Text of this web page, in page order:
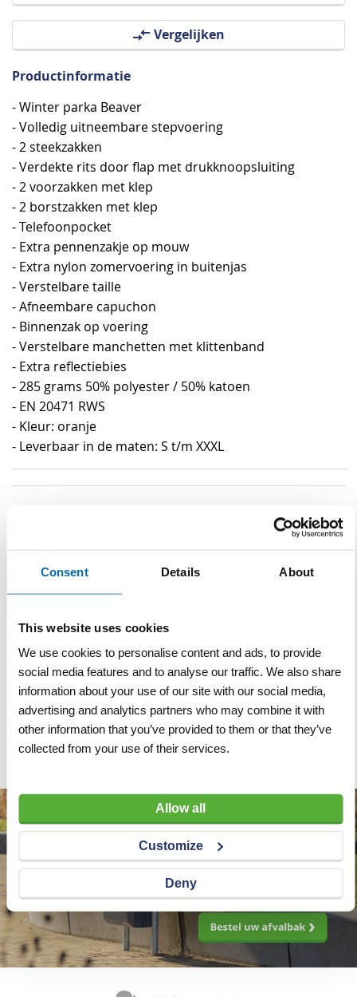
Consent Details About
This website uses cookies
We use cookies to personalise content and ads, to provide
social media features and to analyse our traffic. We also share
information about your use of our site with our social media,
advertising and analytics partners who may combine it with
other information that you’ve provided to them or that they’ve
collected from your use of their services.
Allow all
Customize
Deny
Vergelijken
Productinformatie
- Winter parka Beaver
- Volledig uitneembare stepvoering
- 2 steekzakken
- Verdekte rits door flap met drukknoopsluiting
- 2 voorzakken met klep
- 2 borstzakken met klep
- Telefoonpocket
- Extra pennenzakje op mouw
- Extra nylon zomervoering in buitenjas
- Verstelbare taille
- Afneembare capuchon
- Binnenzak op voering
- Verstelbare manchetten met klittenband
- Extra reflectiebies
- 285 grams 50% polyester / 50% katoen
- EN 20471 RWS
- Kleur: oranje
- Leverbaar in de maten: S t/m XXXL
Specificaties
Materiaal Polyester, katoen
Maat
Normering
Merk Hydrowear
Kleur Oranje
Gewicht 285 gram per m²